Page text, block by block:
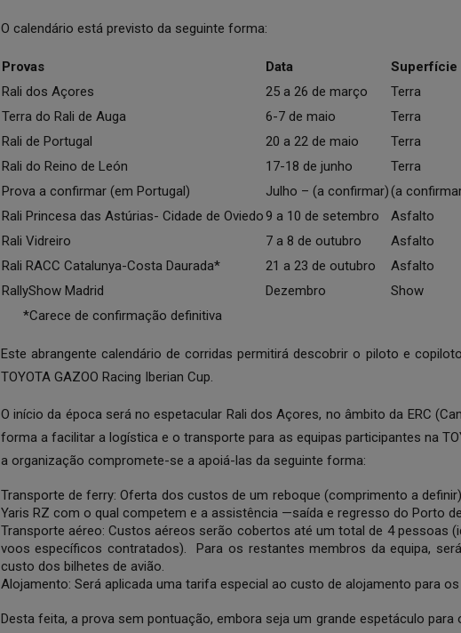
O calendário está previsto da seguinte forma:
Provas Data
Superfície
Rali dos Açores
25 a 26 de março
Terra
Terra do Rali de Auga
6-7 de maio
Terra
Rali de Portugal
20 a 22 de maio
Terra
Rali do Reino de León
17-18 de junho
Terra
Prova a confirmar (em Portugal)
Julho – (a confirmar)(a
Rali Princesa das Astúrias- Cidade de Oviedo9 a 10 de setembro
Asfalto
Rali Vidreiro
7 a 8 de outubro
Asfalto
Rali RACC Catalunya-Costa Daurada*
21 a 23 de outubro
Asfalto
RallyShow Madrid
Dezembro
Show
*Carece de confirmação definitiva
Este abrangente calendário de corridas permitirá descobrir o piloto e
TOYOTA GAZOO Racing Iberian Cup.
O início da época será no espetacular Rali dos Açores, no âmbito da ERC
forma a facilitar a logística e o transporte para as equipas participantes na
a organização compromete-se a apoiá-las da seguinte forma:
Transporte de ferry: Oferta dos custos de um reboque (comprimento a
Yaris RZ com o qual competem e a assistência —saída e regresso do Porto
Transporte aéreo: Custos aéreos serão cobertos até um total de 4 pessoas
voos específicos contratados). Para os restantes membros da equipa,
custo dos bilhetes de avião.
Alojamento: Será aplicada uma tarifa especial ao custo de alojamento para
Desta feita, a prova sem pontuação, embora seja um grande espetáculo